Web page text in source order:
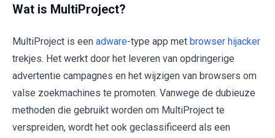
Wat is MultiProject?
MultiProject is een adware-type app met browser hijacker
trekjes. Het werkt door het leveren van opdringerige
advertentie campagnes en het wijzigen van browsers om
valse zoekmachines te promoten. Vanwege de dubieuze
methoden die gebruikt worden om MultiProject te
verspreiden, wordt het ook geclassificeerd als een